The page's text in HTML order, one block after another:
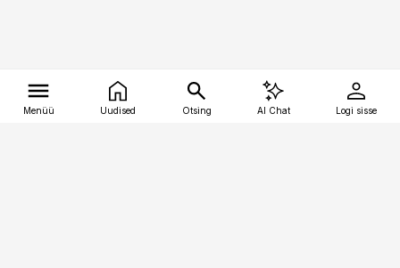
Menüü Uudised Otsing AI Chat Logi sisse